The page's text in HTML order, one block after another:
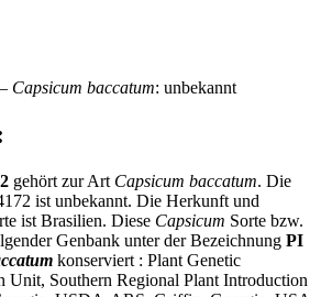
Capsicum baccatum: unbekannt
gehört zur Art Capsicum baccatum. Die
ist unbekannt. Die Herkunft und
ist Brasilien. Diese Capsicum Sorte bzw.
Genbank unter der Bezeichnung PI
konserviert : Plant Genetic
Unit, Southern Regional Plant Introduction